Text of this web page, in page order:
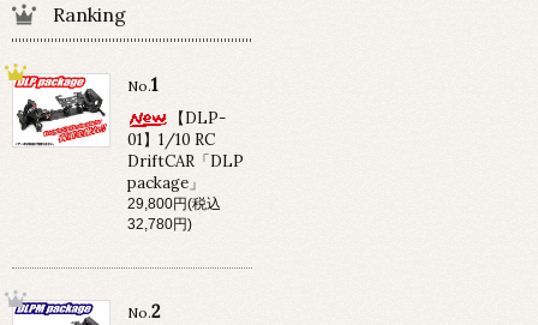
Ranking
No.1
【DLP-
01】1/10 RC
DriftCAR「DLP
package」
29,800円(税込
32,780円)
No.2